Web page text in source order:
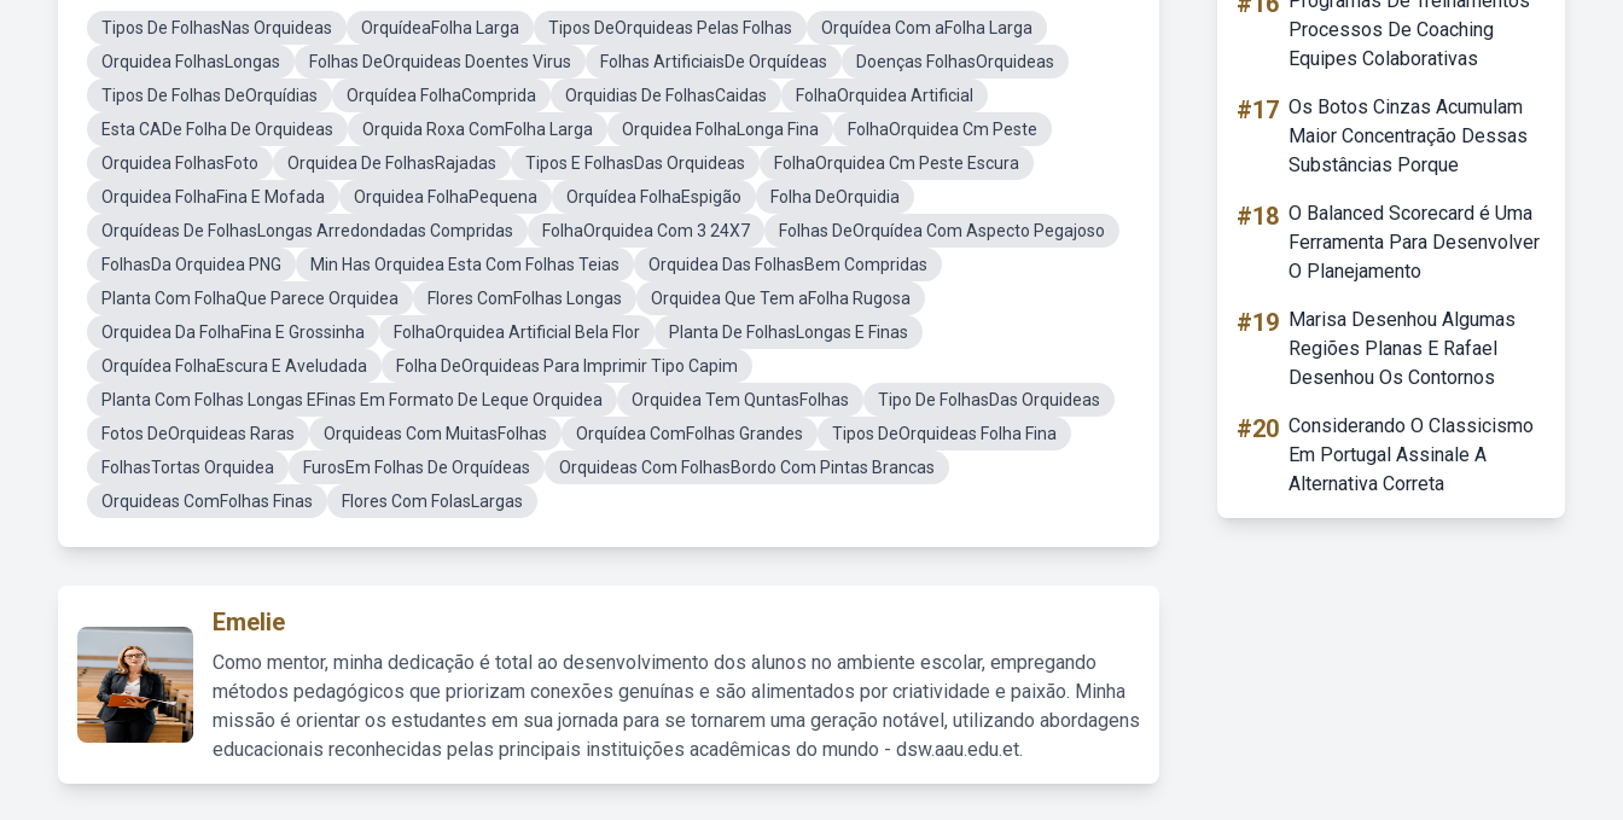
Tipos De FolhasNas Orquideas OrquídeaFolha Larga Tipos DeOrquideas Pelas Folhas
Orquídea Com aFolha Larga
Orquidea FolhasLongas
Folhas DeOrquideas Doentes Virus Folhas ArtificiaisDe Orquídeas
Doenças FolhasOrquideas
Tipos De Folhas DeOrquídias
Orquídea FolhaComprida Orquidias De FolhasCaidas
FolhaOrquidea Artificial
Esta CADe Folha De Orquideas
Orquida Roxa ComFolha Larga Orquidea FolhaLonga Fina
FolhaOrquidea Cm Peste
Orquidea FolhasFoto
Orquidea De FolhasRajadas Tipos E FolhasDas Orquideas
FolhaOrquidea Cm Peste Escura
Orquidea FolhaFina E Mofada
Orquidea FolhaPequena Orquídea FolhaEspigão
Folha DeOrquidia
Orquídeas De FolhasLongas Arredondadas Compridas
FolhaOrquidea Com 3 24X7
Folhas DeOrquídea Com Aspecto Pegajoso
FolhasDa Orquidea PNG
Min Has Orquidea Esta Com Folhas Teias
Orquidea Das FolhasBem Compridas
Planta Com FolhaQue Parece Orquidea
Flores ComFolhas Longas
Orquidea Que Tem aFolha Rugosa
Orquidea Da FolhaFina E Grossinha
FolhaOrquidea Artificial Bela Flor
Planta De FolhasLongas E Finas
Orquídea FolhaEscura E Aveludada
Folha DeOrquideas Para Imprimir Tipo Capim
Planta Com Folhas Longas EFinas Em Formato De Leque Orquidea
Orquidea Tem QuntasFolhas
Tipo De FolhasDas Orquideas
Fotos DeOrquideas Raras
Orquideas Com MuitasFolhas Orquídea ComFolhas Grandes
Tipos DeOrquideas Folha Fina
FolhasTortas Orquidea
FurosEm Folhas De Orquídeas
Orquideas Com FolhasBordo Com Pintas Brancas
Orquideas ComFolhas Finas
Flores Com FolasLargas
Emelie
Como mentor, minha dedicação é total ao desenvolvimento dos alunos no ambiente escolar, empregando
métodos pedagógicos que priorizam conexões genuínas e são alimentados por criatividade e paixão. Minha
missão é orientar os estudantes em sua jornada para se tornarem uma geração notável, utilizando abordagens
educacionais reconhecidas pelas principais instituições acadêmicas do mundo - dsw.aau.edu.et.
Processos De Coaching
Equipes Colaborativas
#17 Os Botos Cinzas Acumulam
Maior Concentração Dessas
Substâncias Porque
#18 O Balanced Scorecard é Uma
Ferramenta Para Desenvolver
O Planejamento
#19 Marisa Desenhou Algumas
Regiões Planas E Rafael
Desenhou Os Contornos
#20 Considerando O Classicismo
Em Portugal Assinale A
Alternativa Correta